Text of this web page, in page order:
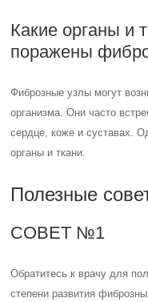
Какие органы и
поражены
Фиброзные узлы могут
организма. Они часто
сердце, коже и суставах.
органы и ткани.
Полезные
СОВЕТ №1
Обратитесь к врачу для
степени развития